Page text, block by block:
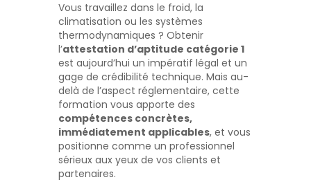
Vous travaillez dans le froid, la
climatisation ou les systèmes
thermodynamiques ? Obtenir
l’attestation d’aptitude catégorie 1
est aujourd’hui un impératif légal et un
gage de crédibilité technique. Mais au-
delà de l’aspect réglementaire, cette
formation vous apporte des
compétences concrètes,
immédiatement applicables, et vous
positionne comme un professionnel
sérieux aux yeux de vos clients et
partenaires.